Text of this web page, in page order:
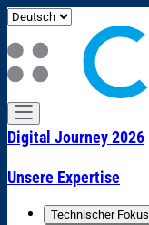
Digital Journey 2026
Unsere Expertise
Technischer Fokus